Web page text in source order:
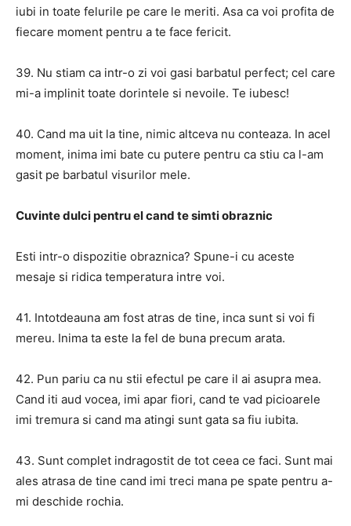
iubi in toate felurile pe care le meriti. Asa ca voi profita de
fiecare moment pentru a te face fericit.
39. Nu stiam ca intr-o zi voi gasi barbatul perfect; cel care
mi-a implinit toate dorintele si nevoile. Te iubesc!
40. Cand ma uit la tine, nimic altceva nu conteaza. In acel
moment, inima imi bate cu putere pentru ca stiu ca l-am
gasit pe barbatul visurilor mele.
Cuvinte dulci pentru el cand te simti obraznic
Esti intr-o dispozitie obraznica? Spune-i cu aceste
mesaje si ridica temperatura intre voi.
41. Intotdeauna am fost atras de tine, inca sunt si voi fi
mereu. Inima ta este la fel de buna precum arata.
42. Pun pariu ca nu stii efectul pe care il ai asupra mea.
Cand iti aud vocea, imi apar fiori, cand te vad picioarele
imi tremura si cand ma atingi sunt gata sa fiu iubita.
43. Sunt complet indragostit de tot ceea ce faci. Sunt mai
ales atrasa de tine cand imi treci mana pe spate pentru a-
mi deschide rochia.